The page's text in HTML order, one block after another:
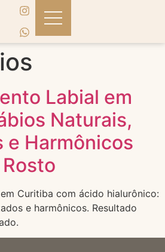
Labial em
Naturais,
e Harmônicos
Curitiba com ácido hialurônico:
e harmônicos. Resultado